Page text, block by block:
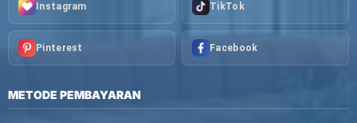
Instagram TikTok
Pinterest Facebook
METODE PEMBAYARAN